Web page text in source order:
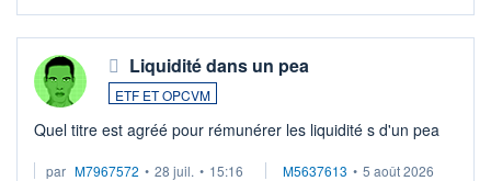
Liquidité dans un pea
ETF ET OPCVM
Quel titre est agréé pour rémunérer les liquidité s d'un pea
par M7967572 • 28 juil. • 15:16 M5637613 • 5 août 2026